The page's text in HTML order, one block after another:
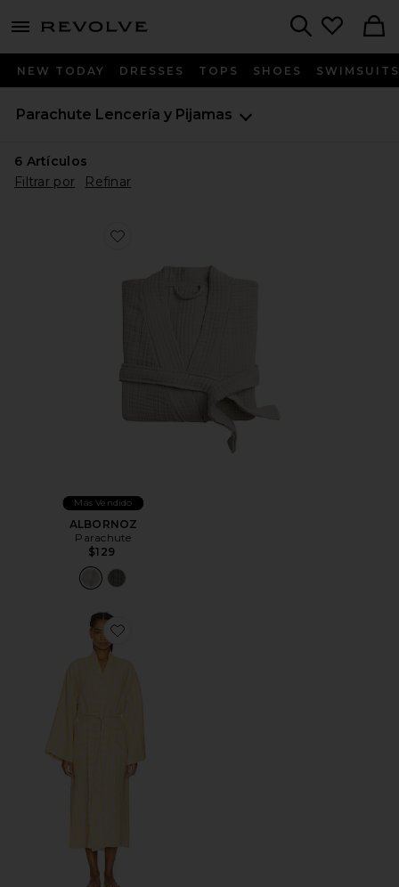
menu - shows more content
NEW TODAY DRESSES TOPS SHOES SWIMSUITS
Parachute Lencería y Pijamas
6 Artículos
Filtrar por
Refinar
Favorite ALBORNOZ
Más Vendido
ALBORNOZ
Parachute
$129
Favorite ALBORNOZ